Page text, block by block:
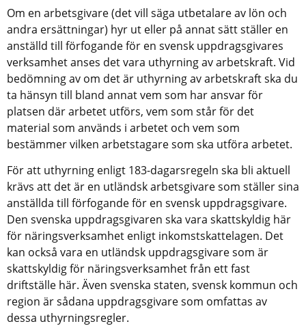
Om en arbetsgivare (det vill säga utbetalare av lön och
andra ersättningar) hyr ut eller på annat sätt ställer en
anställd till förfogande för en svensk uppdragsgivares
verksamhet anses det vara uthyrning av arbetskraft. Vid
bedömning av om det är uthyrning av arbetskraft ska du
ta hänsyn till bland annat vem som har ansvar för
platsen där arbetet utförs, vem som står för det
material som används i arbetet och vem som
bestämmer vilken arbetstagare som ska utföra arbetet.
För att uthyrning enligt 183-dagarsregeln ska bli aktuell
krävs att det är en utländsk arbetsgivare som ställer sina
anställda till förfogande för en svensk uppdragsgivare.
Den svenska uppdragsgivaren ska vara skattskyldig här
för näringsverksamhet enligt inkomstskattelagen. Det
kan också vara en utländsk uppdragsgivare som är
skattskyldig för näringsverksamhet från ett fast
driftställe här. Även svenska staten, svensk kommun och
region är sådana uppdragsgivare som omfattas av
dessa uthyrningsregler.